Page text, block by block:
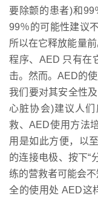
要除颤的患者)和99
99％的可能性建议
所以在它释放能量
程序、AED 只有在
击。然而。AED的
我们要对其安全性
心脏协会)建议人
救、AED使用方法
用是如此方便，以
的连接电极、按下“
练的营救者可能会
全的使用处 AED这